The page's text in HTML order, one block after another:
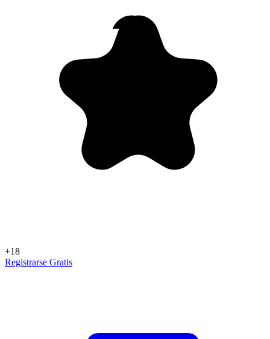
+18
Registrarse Gratis